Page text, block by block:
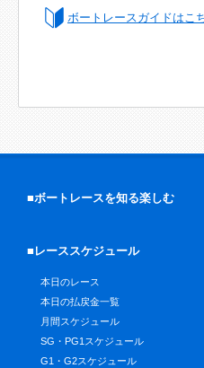
ボートレースガイドはこ
■ボートレースを知る楽しむ
■レーススケジュール
本日のレース
本日の払戻金一覧
月間スケジュール
SG・PG1スケジュール
G1・G2スケジュール